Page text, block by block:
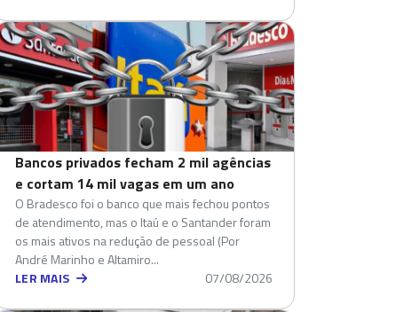
Bancos privados fecham 2 mil agências
e cortam 14 mil vagas em um ano
O Bradesco foi o banco que mais fechou pontos
de atendimento, mas o Itaú e o Santander foram
os mais ativos na redução de pessoal (Por
André Marinho e Altamiro...
LER MAIS
07/08/2026